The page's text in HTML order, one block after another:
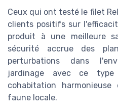
Ceux qui ont testé le filet
clients positifs sur
produit à une meilleure
sécurité accrue des
perturbations dans
jardinage avec ce
cohabitation
faune locale.